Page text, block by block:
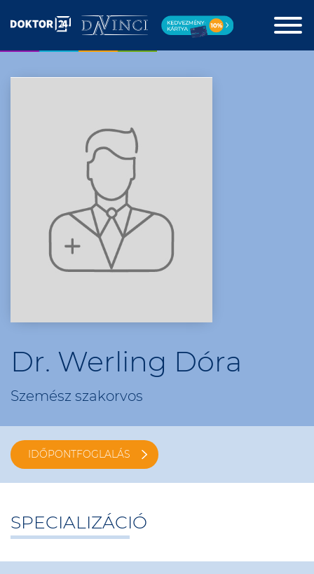
Dr. Werling Dóra
Szemész szakorvos
IDŐPONTFOGLALÁS
SPECIALIZÁCIÓ